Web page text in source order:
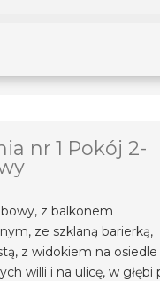
nr 1 Pokój 2-
z balkonem
ze szklaną barierką,
z widokiem na osiedle
willi i na ulicę, w głębi